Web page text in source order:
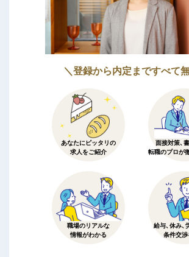
＼登録から内定まですべて
あなたにピッタリの
求人をご紹介
面接対策、
転職のプロが
職場のリアルな
情報がわかる
給与、休み、
条件交渉